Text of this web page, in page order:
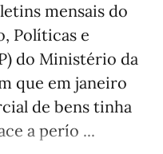
mensais do
Políticas e
do Ministério da
que em janeiro
de bens tinha
a perío ...